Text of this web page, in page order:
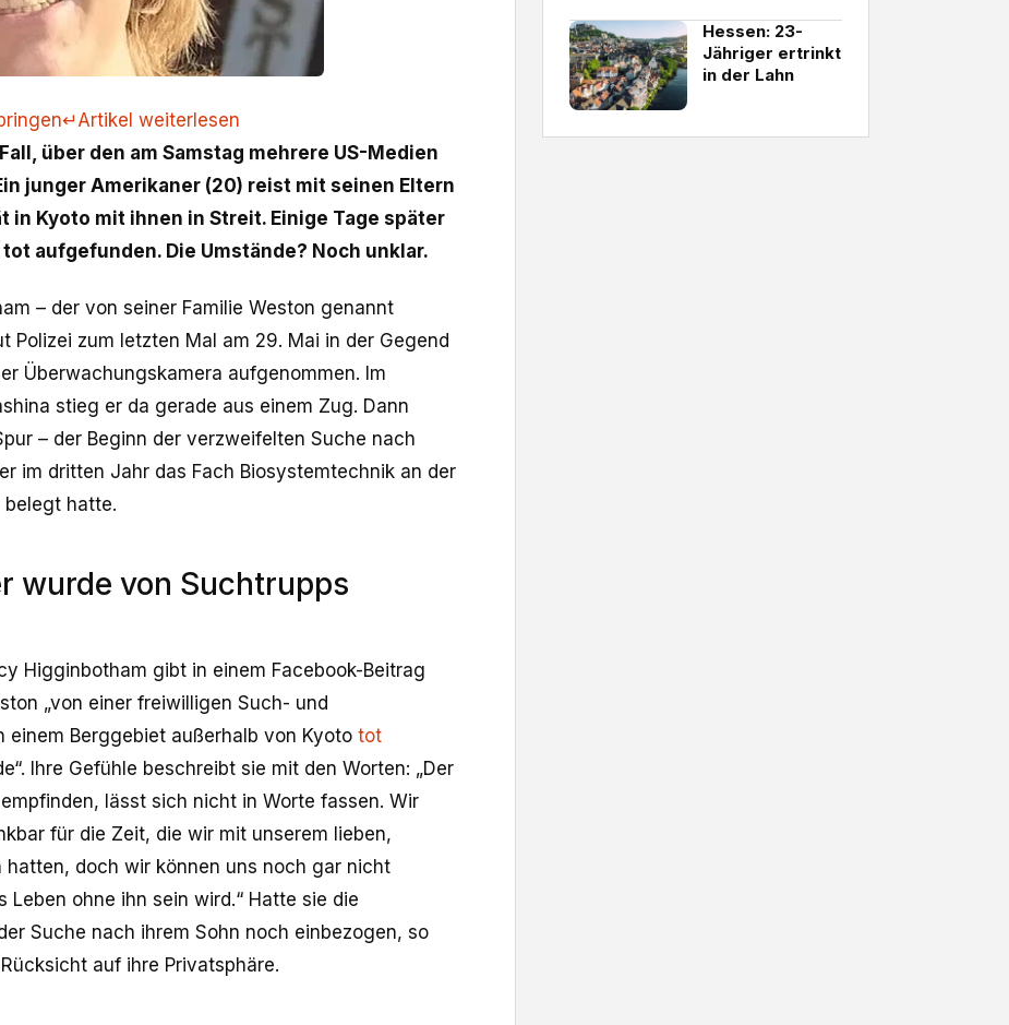
↵Artikel weiterlesen
über den am Samstag mehrere US-Medien
junger Amerikaner (20) reist mit seinen Eltern
in Kyoto mit ihnen in Streit. Einige Tage später
aufgefunden. Die Umstände? Noch unklar.
– der von seiner Familie Weston genannt
Polizei zum letzten Mal am 29. Mai in der Gegend
Überwachungskamera aufgenommen. Im
stieg er da gerade aus einem Zug. Dann
– der Beginn der verzweifelten Suche nach
im dritten Jahr das Fach Biosystemtechnik an der
belegt hatte.
wurde von Suchtrupps
Higginbotham gibt in einem Facebook-Beitrag
„von einer freiwilligen Such- und
einem Berggebiet außerhalb von Kyoto tot
Ihre Gefühle beschreibt sie mit den Worten: „Der
lässt sich nicht in Worte fassen. Wir
für die Zeit, die wir mit unserem lieben,
hatten, doch wir können uns noch gar nicht
Leben ohne ihn sein wird.“ Hatte sie die
Suche nach ihrem Sohn noch einbezogen, so
auf ihre Privatsphäre.
Hessen: 23-
Jähriger ertrinkt
in der Lahn